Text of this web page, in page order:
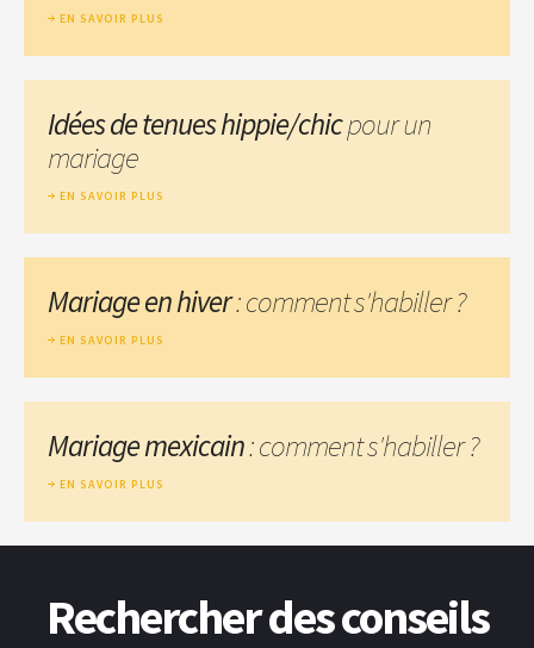
EN SAVOIR PLUS
Idées de tenues hippie/chicpour un
mariage
EN SAVOIR PLUS
Mariage en hiver: comment s'habiller ?
EN SAVOIR PLUS
Mariage mexicain: comment s'habiller ?
EN SAVOIR PLUS
Rechercher des conseils